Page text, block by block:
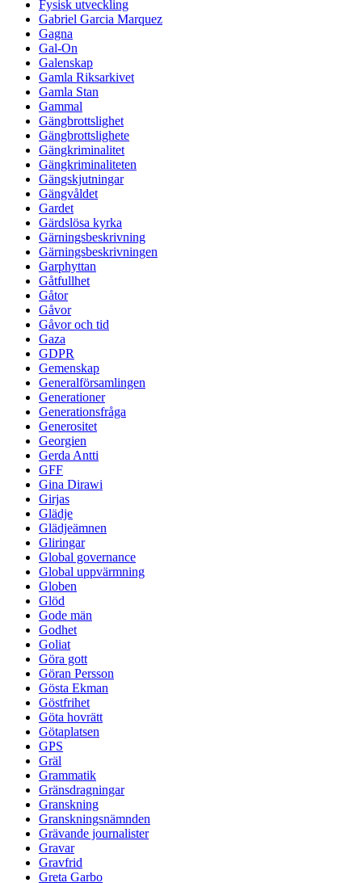
Fysisk utveckling
Gabriel Garcia Marquez
Gagna
Gal-On
Galenskap
Gamla Riksarkivet
Gamla Stan
Gammal
Gängbrottslighet
Gängbrottslighete
Gängkriminalitet
Gängkriminaliteten
Gängskjutningar
Gängvåldet
Gardet
Gärdslösa kyrka
Gärningsbeskrivning
Gärningsbeskrivningen
Garphyttan
Gåtfullhet
Gåtor
Gåvor
Gåvor och tid
Gaza
GDPR
Gemenskap
Generalförsamlingen
Generationer
Generationsfråga
Generositet
Georgien
Gerda Antti
GFF
Gina Dirawi
Girjas
Glädje
Glädjeämnen
Gliringar
Global governance
Global uppvärmning
Globen
Glöd
Gode män
Godhet
Goliat
Göra gott
Göran Persson
Gösta Ekman
Göstfrihet
Göta hovrätt
Götaplatsen
GPS
Gräl
Grammatik
Gränsdragningar
Granskning
Granskningsnämnden
Grävande journalister
Gravar
Gravfrid
Greta Garbo